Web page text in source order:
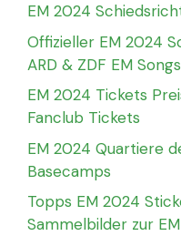
EM 2024
Offizieller EM 2024
ARD & ZDF EM Songs
EM 2024 Tickets
Fanclub Tickets
EM 2024 Quartiere
Basecamps
Topps EM 2024
Sammelbilder zur